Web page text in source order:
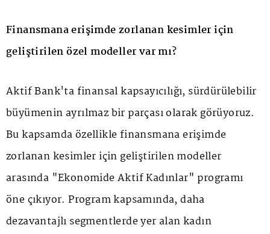
Finansmana erişimde zorlanan kesimler için
geliştirilen özel modeller var mı?
Aktif Bank'ta finansal kapsayıcılığı, sürdürülebilir
büyümenin ayrılmaz bir parçası olarak görüyoruz.
Bu kapsamda özellikle finansmana erişimde
zorlanan kesimler için geliştirilen modeller
arasında "Ekonomide Aktif Kadınlar" programı
öne çıkıyor. Program kapsamında, daha
dezavantajlı segmentlerde yer alan kadın